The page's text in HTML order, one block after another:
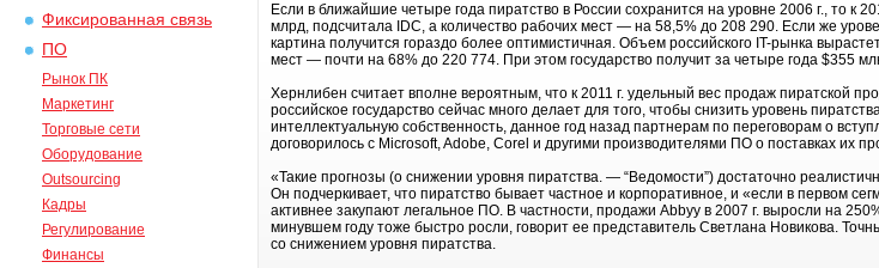
Фиксированная связь
ПО
Рынок ПК
Маркетинг
Торговые сети
Оборудование
Outsourcing
Кадры
Регулирование
Финансы
Если в ближайшие четыре года пиратство в России сохранится на уровне 2006 г., то к
млрд, подсчитала IDC, а количество рабочих мест — на 58,5% до 208 290. Если же
картина получится гораздо более оптимистичная. Объем российского IT-рынка
мест — почти на 68% до 220 774. При этом государство получит за четыре года $355
Хернлибен считает вполне вероятным, что к 2011 г. удельный вес продаж пиратской
российское государство сейчас много делает для того, чтобы снизить уровень
интеллектуальную собственность, данное год назад партнерам по переговорам о
договорилось с Microsoft, Adobe, Corel и другими производителями ПО о поставках их
«Такие прогнозы (о снижении уровня пиратства. — “Ведомости”) достаточно
Он подчеркивает, что пиратство бывает частное и корпоративное, и «если в первом
активнее закупают легальное ПО. В частности, продажи Abbyy в 2007 г. выросли на
минувшем году тоже быстро росли, говорит ее представитель Светлана Новикова.
со снижением уровня пиратства.